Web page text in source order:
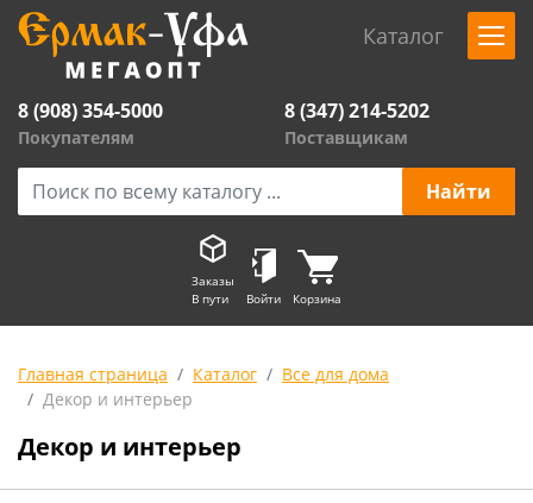
Каталог
8 (908) 354-5000
Покупателям
8 (347) 214-5202
Поставщикам
Заказы
В пути
Войти Корзина
Главная страница Каталог
Все для дома
Декор и интерьер
Декор и интерьер